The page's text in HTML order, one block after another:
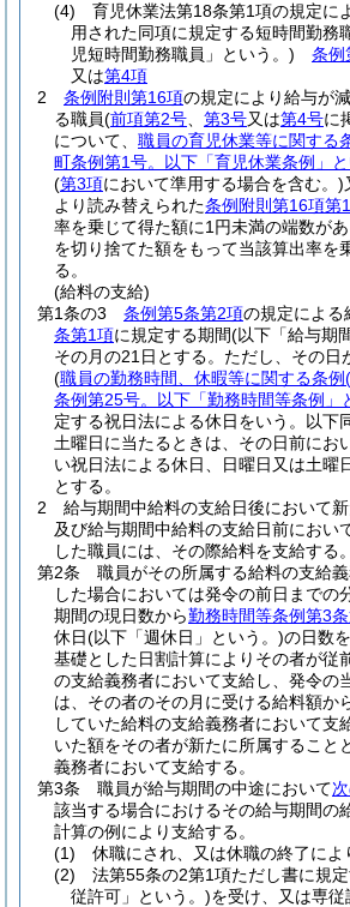
(4)
育児休業法第18条第1項の規定に
用された同項に規定する短時間勤務
児短時間勤務職員」という。)
条例
又は第4項
2
条例附則第16項の規定により給与が
る職員(前項第2号 第3号又は第4号に
について、 職員の育児休業等に関する
町条例第1号。以下「育児休業条例」
(第3項において準用する場合を含む。)
より読み替えられた条例附則第16項第
率を乗じて得た額に1円未満の端数が
を切り捨てた額をもって当該算出率を
る。
(給料の支給)
第1条の3
条例第5条第2項の規定による
条第1項に規定する期間(以下「給与期
その月の21日とする。 ただし、その日
(職員の勤務時間、休暇等に関する条例
条例第25号。以下「勤務時間等条例」
定する祝日法による休日をいう。以下
土曜日に当たるときは、その日前にお
い祝日法による休日、日曜日又は土曜
とする。
2
給与期間中給料の支給日後において
及び給与期間中給料の支給日前におい
した職員には、その際給料を支給する。
第2条
職員がその所属する給料の支給
した場合においては発令の前日までの
期間の現日数から勤務時間等条例第3
休日(以下「週休日」という。)の日数
基礎とした日割計算によりその者が従
の支給義務者において支給し、発令の
は、その者のその月に受ける給料額か
していた給料の支給義務者において支
いた額をその者が新たに所属すること
義務者において支給する。
第3条
職員が給与期間の中途において
該当する場合におけるその給与期間の
計算の例により支給する。
(1)
休職にされ、又は休職の終了によ
(2)
法第55条の2第1項ただし書に規
従許可」という。)を受け、又は専